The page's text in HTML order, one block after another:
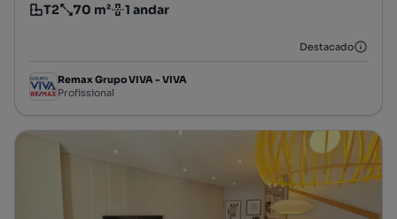
Tipologia
T2
Preço por metro quadrado
70 m²
Andar 1 andar
Destacado
Remax Grupo VIVA - VIVA
Profissional